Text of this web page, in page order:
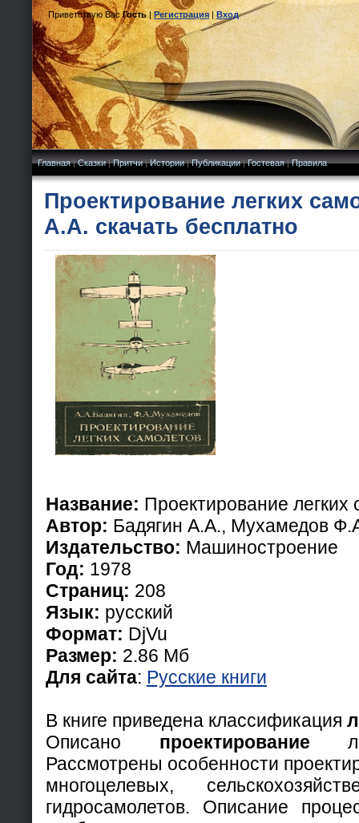
Приветствую Вас Гость|Регистрация|Вход
Главная|Сказки|Притчи|Истории|Публикации|Гостевая|Правила
Проектирование легких
А.А. скачать бесплатно
Название: Проектирование легких
Автор: Бадягин А.А., Мухамедов
Издательство: Машиностроение
Год: 1978
Страниц: 208
Язык: русский
Формат: DjVu
Размер: 2.86 Мб
Для сайта: Русские книги
В книге приведена классификация
Описано проектирование
Рассмотрены особенности
многоцелевых,
гидросамолетов. Описание